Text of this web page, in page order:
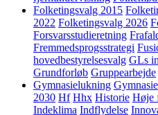
Folketingsvalg 2015
2022 Folketingsvalg 2026
Forsvarsstudieretning
Fremmedsprogsstrategi
hovedbestyrelsesvalg GLs
Grundforløb Gruppearbejde
Gymnasielukning
2030 Hf Hhx Historie Høje
Indeklima Indflydelse